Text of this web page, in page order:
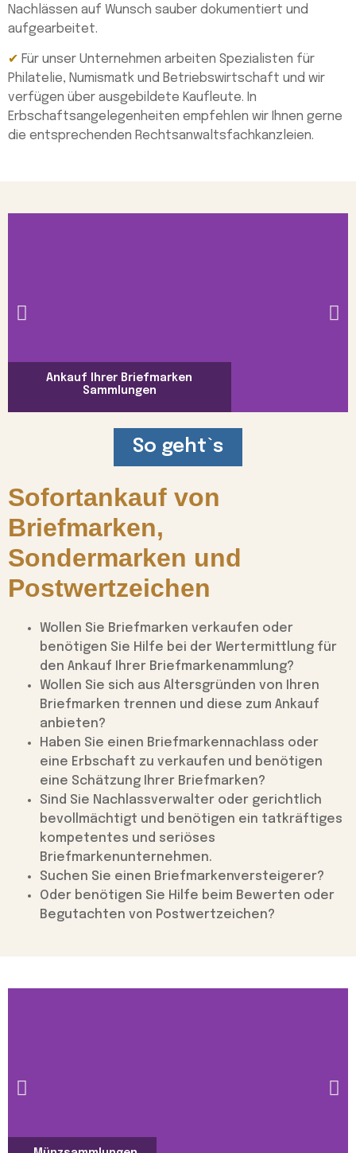
Nachlässen auf Wunsch sauber dokumentiert und
aufgearbeitet.
✔ Für unser Unternehmen arbeiten Spezialisten für
Philatelie, Numismatk und Betriebswirtschaft und wir
verfügen über ausgebildete Kaufleute. In
Erbschaftsangelegenheiten empfehlen wir Ihnen gerne
die entsprechenden Rechtsanwaltsfachkanzleien.
Ankauf Ihrer Briefmarken
Sammlungen
So geht`s
Sofortankauf von
Briefmarken,
Sondermarken und
Postwertzeichen
Wollen Sie Briefmarken verkaufen oder
benötigen Sie Hilfe bei der Wertermittlung für
den Ankauf Ihrer Briefmarkenammlung?
Wollen Sie sich aus Altersgründen von Ihren
Briefmarken trennen und diese zum Ankauf
anbieten?
Haben Sie einen Briefmarkennachlass oder
eine Erbschaft zu verkaufen und benötigen
eine Schätzung Ihrer Briefmarken?
Sind Sie Nachlassverwalter oder gerichtlich
bevollmächtigt und benötigen ein tatkräftiges
kompetentes und seriöses
Briefmarkenunternehmen.
Suchen Sie einen Briefmarkenversteigerer?
Oder benötigen Sie Hilfe beim Bewerten oder
Begutachten von Postwertzeichen?